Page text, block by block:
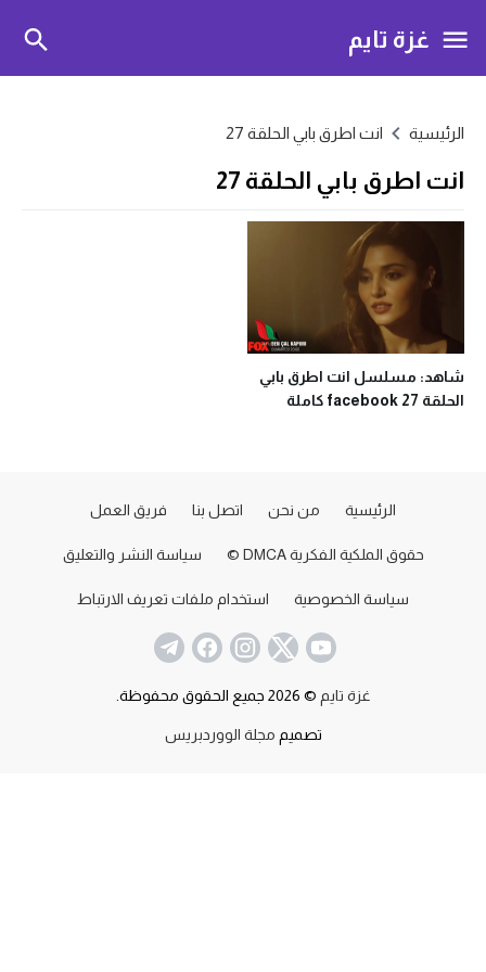
غزة تايم
الرئيسية انت اطرق بابي الحلقة 27
انت اطرق بابي الحلقة 27
شاهد: مسلسل انت اطرق بابي
الحلقة 27 facebook كاملة
الرئيسية من نحن اتصل بنا فريق العمل
حقوق الملكية الفكرية DMCA © سياسة النشر والتعليق
سياسة الخصوصية استخدام ملفات تعريف الارتباط
غزة تايم © 2026 جميع الحقوق محفوظة.
تصميم مجلة الووردبريس